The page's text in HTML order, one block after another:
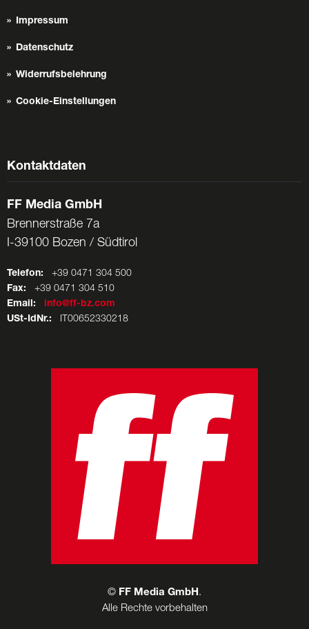
Impressum
Datenschutz
Widerrufsbelehrung
Cookie-Einstellungen
Kontaktdaten
FF Media GmbH
Brennerstraße 7a
I-39100 Bozen / Südtirol
Telefon: +39 0471 304 500
Fax: +39 0471 304 510
Email:
info@ff-bz.com
USt-IdNr.: IT00652330218
© FF Media GmbH .
Alle Rechte vorbehalten